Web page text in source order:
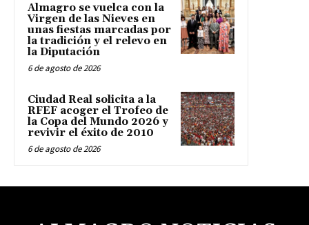
Almagro se vuelca con la
Virgen de las Nieves en
unas fiestas marcadas por
la tradición y el relevo en
la Diputación
6 de agosto de 2026
Ciudad Real solicita a la
RFEF acoger el Trofeo de
la Copa del Mundo 2026 y
revivir el éxito de 2010
6 de agosto de 2026